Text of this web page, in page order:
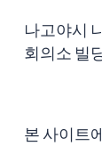
나고야시
회의소 빌
본 사이트